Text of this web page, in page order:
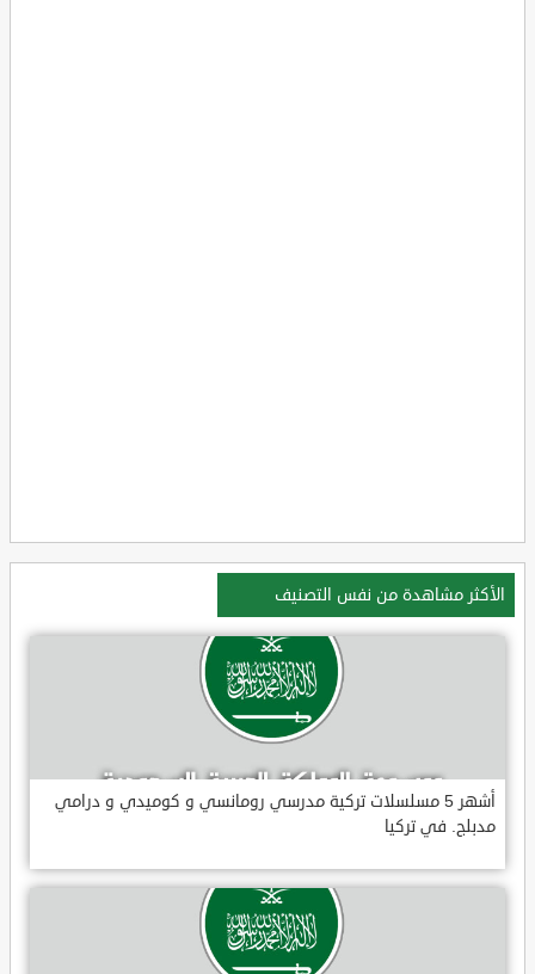
الأكثر مشاهدة من نفس التصنيف
أشهر 5 مسلسلات تركية مدرسي رومانسي و كوميدي و درامي
مدبلج. في تركيا